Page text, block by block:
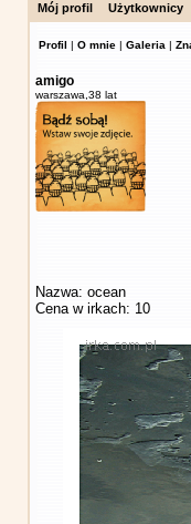
Mój profil Użytkownicy
Profil | O mnie | Galeria |
amigo
warszawa, 38 lat
Nazwa: ocean
Cena w irkach: 10